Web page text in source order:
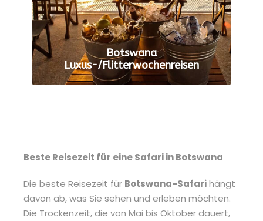
Botswana
Luxus-/Flitterwochenreisen
Beste Reisezeit für eine Safari in Botswana
Die beste Reisezeit für Botswana-Safarihängt
davon ab, was Sie sehen und erleben möchten.
Die Trockenzeit, die von Mai bis Oktober dauert,